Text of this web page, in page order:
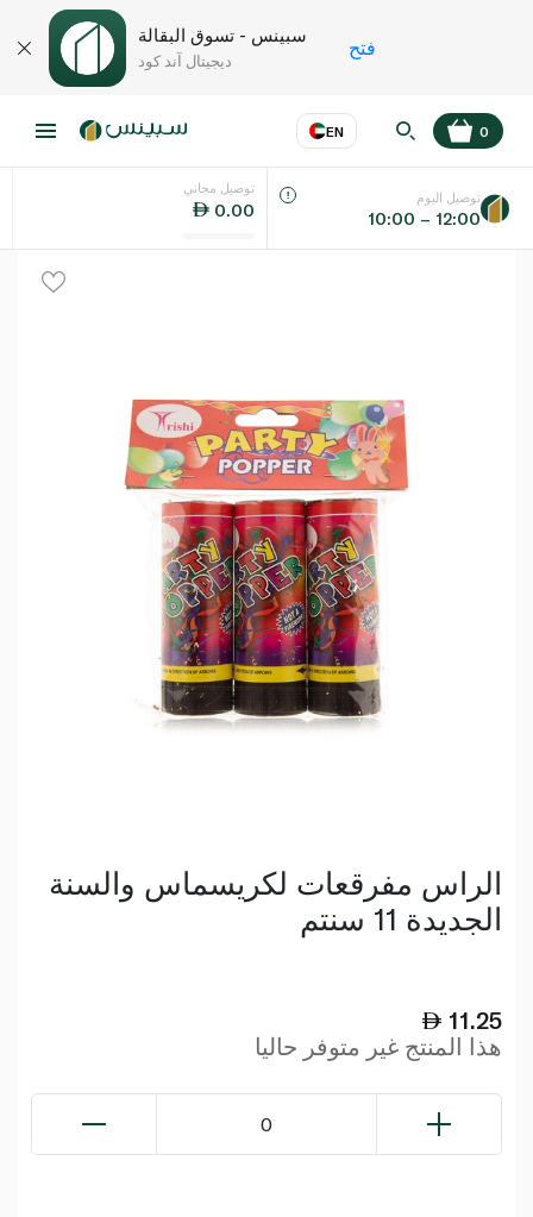
سبينس - تسوق البقالة
ديجيتال آند كود
فتح
EN
اللغة عر
0
توصيل مجاني
0.00
توصيل اليوم
10:00 – 12:00
الراس مفرقعات لكريسماس والسنة
الجديدة 11 سنتم
11.25
هذا المنتج غير متوفر حاليا
0